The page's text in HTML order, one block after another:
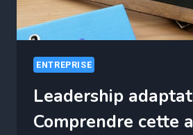
ENTREPRISE
Leadership
Comprendre cette